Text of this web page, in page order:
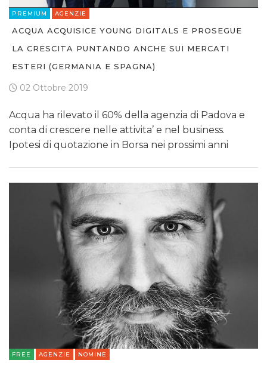
PREMIUM AGENZIE
ACQUA ACQUISICE YOUNG DIGITALS E PROSEGUE
LA CRESCITA PUNTANDO ANCHE SUI MERCATI
ESTERI (GERMANIA E SPAGNA)
02 Ottobre 2019
Acqua ha rilevato il 60% della agenzia di Padova e
conta di crescere nelle attivita’ e nel business.
Ipotesi di quotazione in Borsa nei prossimi anni
FREE AGENZIE NOMINE